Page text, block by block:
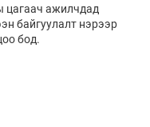
цагаач ажилчдад
байгуулалт нэрээр
бод.